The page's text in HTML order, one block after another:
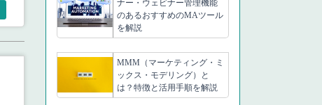
ナー・ウェビナー管理機能
のあるおすすめのMAツール
を解説
MMM（マーケティング・ミ
ックス・モデリング）と
は？特徴と活用手順を解説